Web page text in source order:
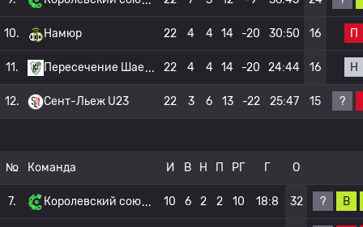
10. Намюр 22 4 4 14 -20 30:50 16 П
11. Пересечение Шае 22 4 4 14 -20 24:44 16 Н
12. Сент-Льеж U23 22 3 6 13 -22 25:47 15 ?
№ Команда И В Н П РГ Г О
7. Королевский сою 10 6 2 2 10 18:8 32 ? В